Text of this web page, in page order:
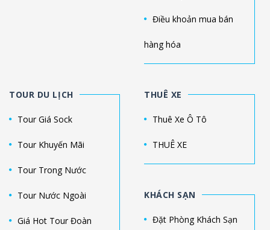
Điều khoản mua bán
hàng hóa
TOUR DU LỊCH
Tour Giá Sock
Tour Khuyến Mãi
Tour Trong Nước
Tour Nước Ngoài
Giá Hot Tour Đoàn
THUÊ XE
Thuê Xe Ô Tô
THUÊ XE
KHÁCH SẠN
Đặt Phòng Khách Sạn